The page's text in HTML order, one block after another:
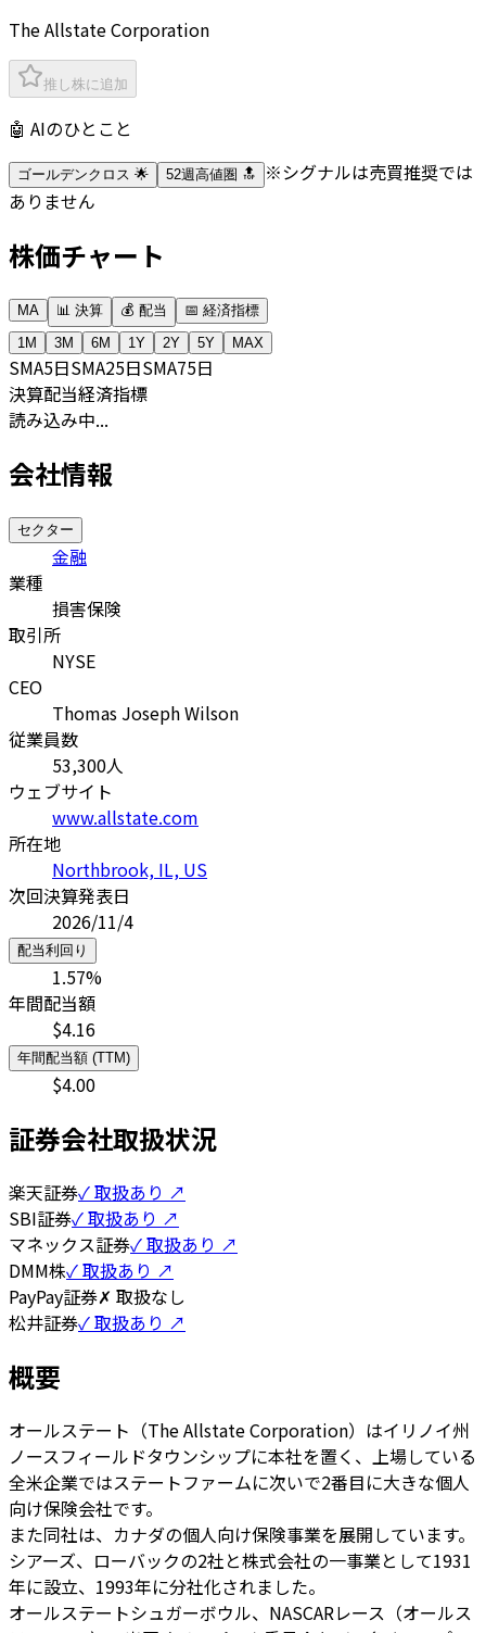
The Allstate Corporation
推し株に追加
🤖 AIのひとこと
ゴールデンクロス 🌟 52週高値圏 🔝
※シグナルは売買推奨では
ありません
株価チャート
MA 📊 決算 💰 配当
📅 経済指標
1M
3M 6M 1Y 2Y 5Y MAX
SMA5日SMA25日SMA75日
決算配当経済指標
読み込み中...
会社情報
セクター
金融
業種
損害保険
取引所
NYSE
CEO
Thomas Joseph Wilson
従業員数
53,300人
ウェブサイト
www.allstate.com
所在地
Northbrook, IL, US
次回決算発表日
2026/11/4
配当利回り
1.57%
年間配当額
$4.16
年間配当額 (TTM)
$4.00
証券会社取扱状況
楽天証券✓ 取扱あり ↗
SBI証券✓ 取扱あり ↗
マネックス証券✓ 取扱あり ↗
DMM株✓ 取扱あり ↗
PayPay証券✗ 取扱なし
松井証券✓ 取扱あり ↗
概要
オールステート（The Allstate Corporation）はイリノイ州
ノースフィールドタウンシップに本社を置く、上場している
全米企業ではステートファームに次いで2番目に大きな個人
向け保険会社です。
また同社は、カナダの個人向け保険事業を展開しています。
シアーズ、ローバックの2社と株式会社の一事業として1931
年に設立、1993年に分社化されました。
オールステートシュガーボウル、NASCARレース（オールス